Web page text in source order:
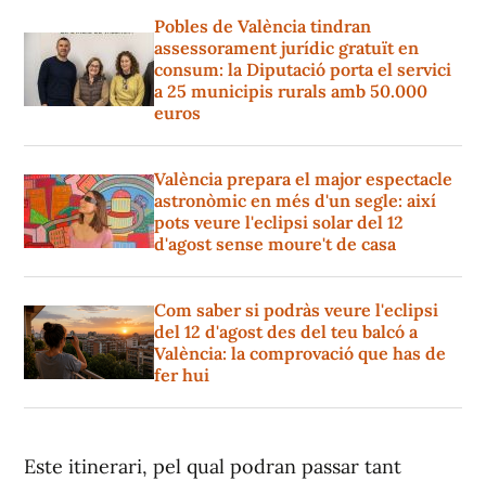
Pobles de València tindran
assessorament jurídic gratuït en
consum: la Diputació porta el servici
a 25 municipis rurals amb 50.000
euros
València prepara el major espectacle
astronòmic en més d'un segle: així
pots veure l'eclipsi solar del 12
d'agost sense moure't de casa
Com saber si podràs veure l'eclipsi
del 12 d'agost des del teu balcó a
València: la comprovació que has de
fer hui
Este itinerari, pel qual podran passar tant